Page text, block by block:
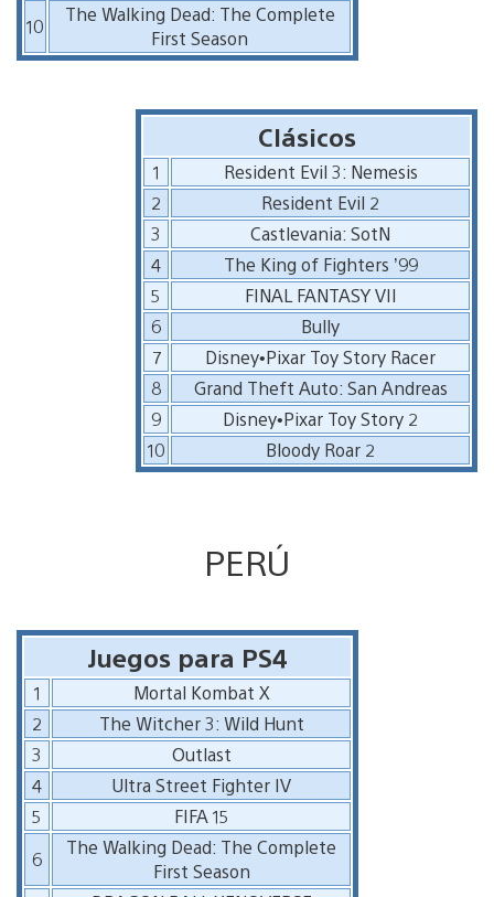
10
The Walking Dead: The Complete
First Season
Clásicos
1
Resident Evil 3: Nemesis
2
Resident Evil 2
3
Castlevania: SotN
4
The King of Fighters ’99
5
FINAL FANTASY VII
6
Bully
7
Disney•Pixar Toy Story Racer
8
Grand Theft Auto: San Andreas
9
Disney•Pixar Toy Story 2
10
Bloody Roar 2
PERÚ
Juegos para PS4
1
Mortal Kombat X
2
The Witcher 3: Wild Hunt
3
Outlast
4
Ultra Street Fighter IV
5
FIFA 15
6
The Walking Dead: The Complete
First Season